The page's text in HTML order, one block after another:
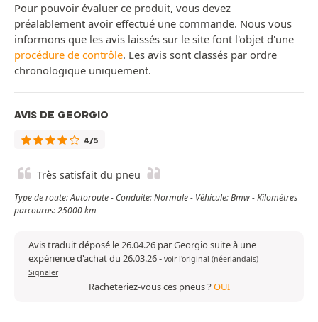
Pour pouvoir évaluer ce produit, vous devez
préalablement avoir effectué une commande. Nous vous
informons que les avis laissés sur le site font l'objet d'une
procédure de contrôle. Les avis sont classés par ordre
chronologique uniquement.
AVIS DE GEORGIO
4/5
Très satisfait du pneu
Type de route: Autoroute - Conduite: Normale - Véhicule: Bmw - Kilomètres
parcourus: 25000 km
Avis traduit déposé le 26.04.26 par Georgio suite à une
expérience d'achat du 26.03.26- voir l'original (néerlandais)
Signaler
Racheteriez-vous ces pneus ?OUI